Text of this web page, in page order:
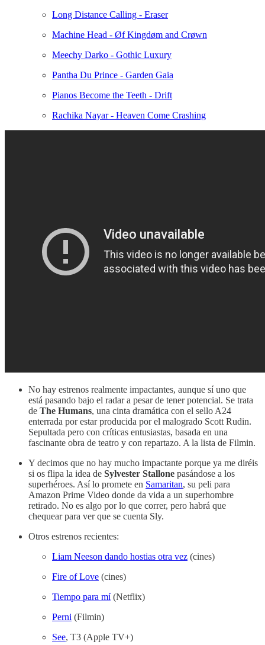
Long Distance Calling - Eraser
Machine Head - Øf Kingdøm and Crøwn
Meechy Darko - Gothic Luxury
Pantha Du Prince - Garden Gaia
Pianos Become the Teeth - Drift
Rachika Nayar - Heaven Come Crashing
No hay estrenos realmente impactantes, aunque sí uno que
está pasando bajo el radar a pesar de tener potencial. Se trata
de The Humans, una cinta dramática con el sello A24
enterrada por estar producida por el malogrado Scott Rudin.
Sepultada pero con críticas entusiastas, basada en una
fascinante obra de teatro y con repartazo. A la lista de Filmin.
Y decimos que no hay mucho impactante porque ya me diréis
si os flipa la idea de Sylvester Stallone pasándose a los
superhéroes. Así lo promete en Samaritan, su peli para
Amazon Prime Video donde da vida a un superhombre
retirado. No es algo por lo que correr, pero habrá que
chequear para ver que se cuenta Sly.
Otros estrenos recientes:
Liam Neeson dando hostias otra vez (cines)
Fire of Love (cines)
Tiempo para mí(Netflix)
Perni (Filmin)
See, T3 (Apple TV+)